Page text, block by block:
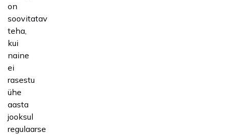
on
soovitatav
teha,
kui
naine
ei
rasestu
ühe
aasta
jooksul
regulaarse